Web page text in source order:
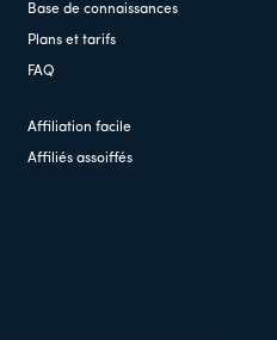
Base de connaissances
Plans et tarifs
FAQ
Affiliation facile
Affiliés assoiffés